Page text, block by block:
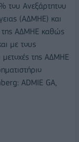
του Ανεξάρτητου
(ΑΔΜΗΕ) και
της ΑΔΜΗΕ καθώς
με τους
μετοχές της ΑΔΜΗΕ
ADMIE GA,